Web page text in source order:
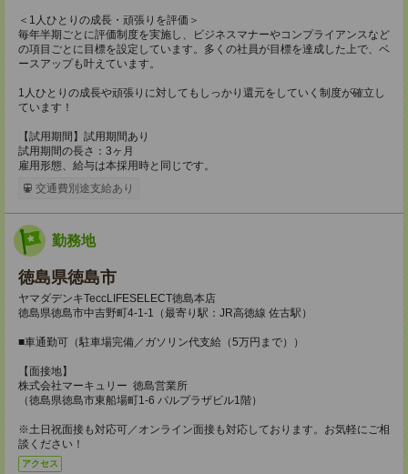
＜1人ひとりの成長・頑張りを評価＞
毎年半期ごとに評価制度を実施し、ビジネスマナーやコンプライアンスなど
の項目ごとに目標を設定しています。多くの社員が目標を達成した上で、ベ
ースアップも叶えています。
1人ひとりの成長や頑張りに対してもしっかり還元をしていく制度が確立し
ています！
【試用期間】試用期間あり
試用期間の長さ：3ヶ月
雇用形態、給与は本採用時と同じです。
交通費別途支給あり
勤務地
徳島県徳島市
ヤマダデンキTeccLIFESELECT徳島本店
徳島県徳島市中吉野町4-1-1（最寄り駅：JR高徳線 佐古駅）
■車通勤可（駐車場完備／ガソリン代支給（5万円まで））
【面接地】
株式会社マーキュリー 徳島営業所
（徳島県徳島市東船場町1-6 パルプラザビル1階）
※土日祝面接も対応可／オンライン面接も対応しております。お気軽にご相
談ください！
アクセス